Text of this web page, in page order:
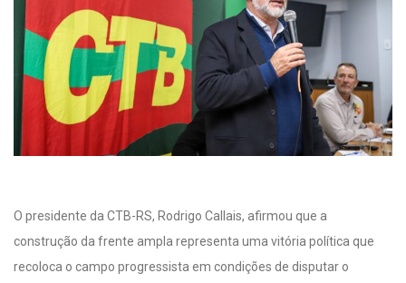
O presidente da CTB-RS, Rodrigo Callais, afirmou que a
construção da frente ampla representa uma vitória política que
recoloca o campo progressista em condições de disputar o